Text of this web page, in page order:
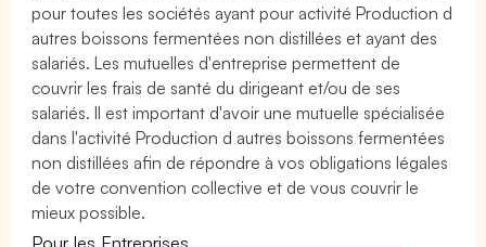
pour toutes les sociétés ayant pour activité Production d
autres boissons fermentées non distillées et ayant des
salariés. Les mutuelles d'entreprise permettent de
couvrir les frais de santé du dirigeant et/ou de ses
salariés. Il est important d'avoir une mutuelle spécialisée
dans l'activité Production d autres boissons fermentées
non distillées afin de répondre à vos obligations légales
de votre convention collective et de vous couvrir le
mieux possible.
Pour les Entreprises